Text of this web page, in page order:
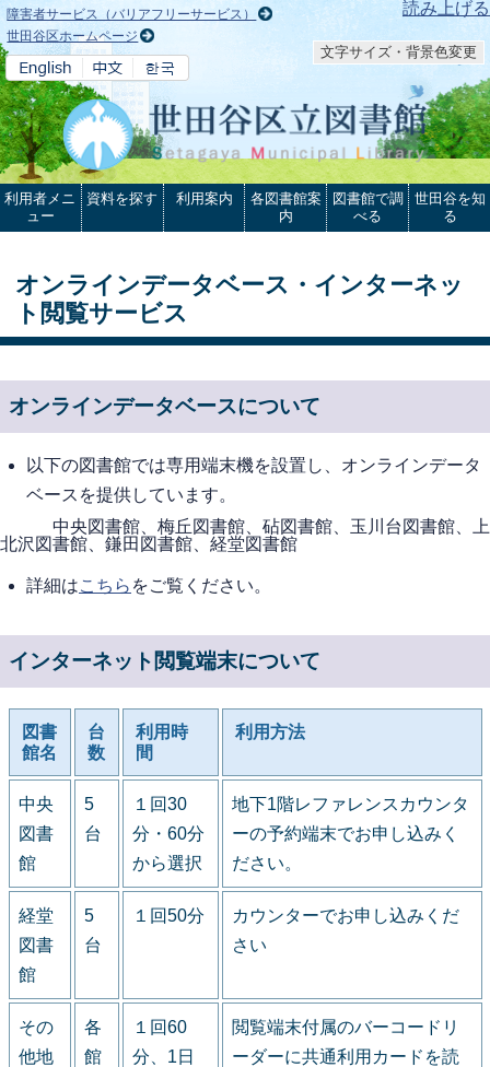
本文へ 読み上げる
障害者サービス（バリアフリーサービス）
世田谷区ホームページ
文字サイズ・背景色変更
利用者メニ
ュー
資料を探す 利用案内
各図書館案
内
図書館で調
べる
世田谷を知
る
オンラインデータベース・インターネッ
ト閲覧サービス
オンラインデータベースについて
以下の図書館では専用端末機を設置し、オンラインデータ
ベースを提供しています。
中央図書館、梅丘図書館、砧図書館、玉川台図書館、上
北沢図書館、鎌田図書館、経堂図書館
詳細はこちら をご覧ください。
インターネット閲覧端末について
図書
館名
台
数
利用時
間
利用方法
中央
図書
館
5
台
１回30
分・60分
から選択
地下1階レファレンスカウンタ
ーの予約端末でお申し込みく
ださい。
経堂
図書
館
5
台
１回50分
カウンターでお申し込みくだ
さい
その
他地
各
館
１回60
分、1日
閲覧端末付属のバーコードリ
ーダーに共通利用カードを読